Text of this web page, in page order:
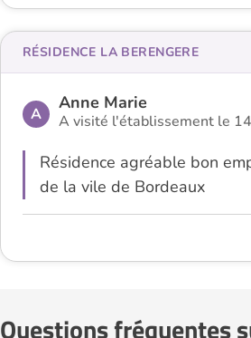
A
Anne Marie
A visité l'établissement le
Résidence agréable bon
de la vile de Bordeaux
RÉSIDENCE LA BERENGERE
Questions fréquentes